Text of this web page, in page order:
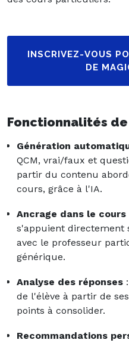
INSCRIVEZ-VOUS
DE
Fonctionnalités
Génération
QCM, vrai/faux et
partir du contenu
cours, grâce à l'IA.
Ancrage dans le cours
s'appuient directement
avec le professeur
générique.
Analyse des réponses
de l'élève à partir de
points à consolider.
Recommandations